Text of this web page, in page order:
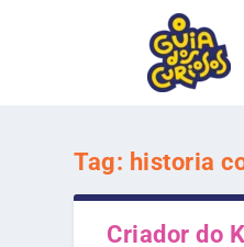
Tag: historia
Criador do